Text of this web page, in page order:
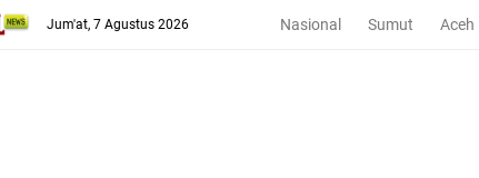
Jum'at, 7 Agustus 2026 Nasional Sumut Aceh